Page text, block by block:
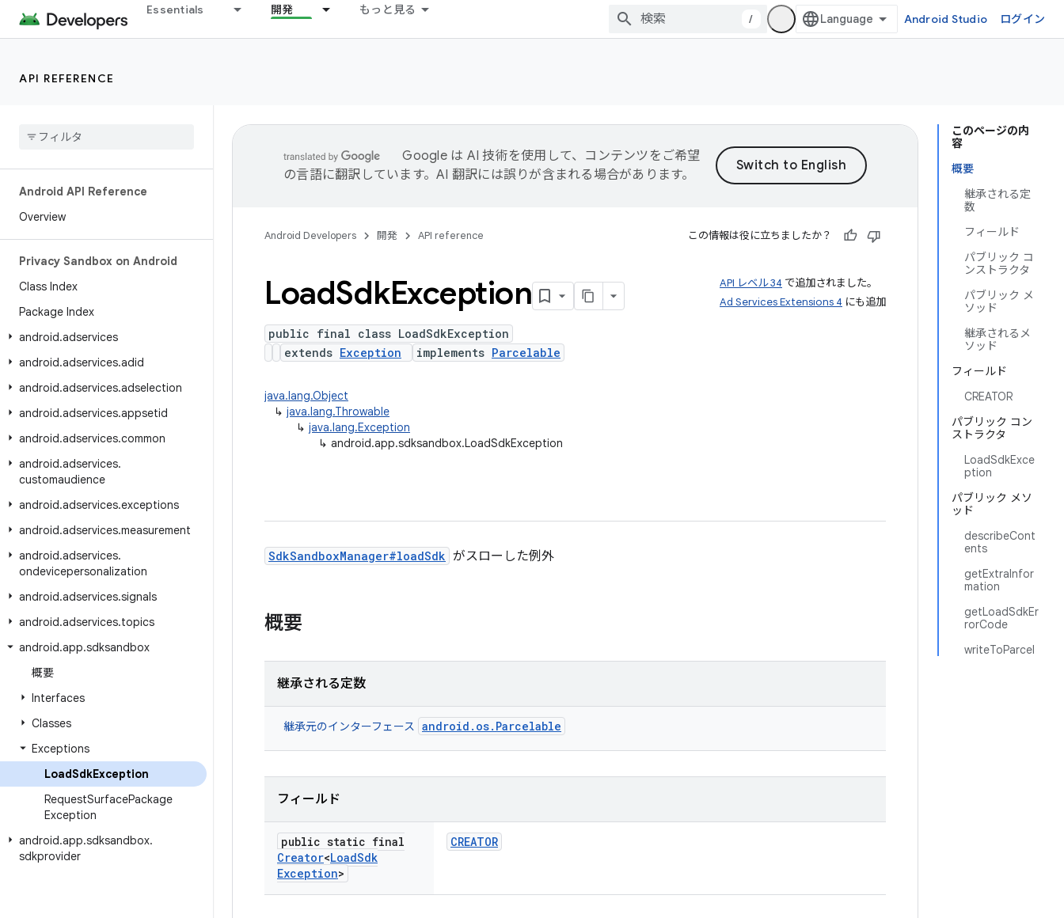
Essentials 開発 もっと見る
/ Android Studio ログイン
API REFERENCE
Android API Reference
Overview
Privacy Sandbox on Android
Class Index
Package Index
android.adservices
android.adservices.adid
android.adservices.adselection
android.adservices.appsetid
android.adservices.common
android.adservices.
customaudience
android.adservices.exceptions
android.adservices.measurement
android.adservices.
ondevicepersonalization
android.adservices.signals
android.adservices.topics
android.app.sdksandbox
概要
Interfaces
Classes
Exceptions
LoadSdkException
RequestSurfacePackage
Exception
android.app.sdksandbox.
sdkprovider
このページの内
容
概要
継承される定
数
フィールド
パブリック コ
ンストラクタ
パブリック メ
ソッド
継承されるメ
ソッド
フィールド
CREATOR
パブリック コン
ストラクタ
LoadSdkExce
ption
パブリック メソ
ッド
describeCont
ents
getExtraInfor
mation
getLoadSdkEr
rorCode
writeToParcel
Google は AI 技術を使用して、コンテンツをご希望
の言語に翻訳しています。AI 翻訳には誤りが含まれる場合があります。
Android Developers 開発 API reference この情報は役に立ちましたか？
API レベル 34 で追加されました。
Ad Services Extensions 4 にも追加
LoadSdkException
public final class LoadSdkException
extends Exception implements Parcelable
java.lang.Object
↳ java.lang.Throwable
↳ java.lang.Exception
↳ android.app.sdksandbox.LoadSdkException
SdkSandboxManager#loadSdk がスローした例外
概要
継承される定数
継承元のインターフェース android.os.Parcelable
フィールド
public static final
Creator<LoadSdk
Exception>
CREATOR